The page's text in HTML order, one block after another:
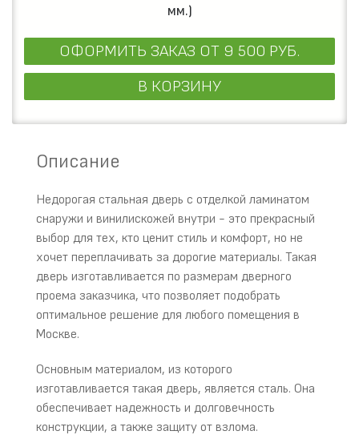
мм.)
ОФОРМИТЬ ЗАКАЗ ОТ 9 500 РУБ.
В КОРЗИНУ
Описание
Недорогая стальная дверь с отделкой ламинатом
снаружи и винилискожей внутри - это прекрасный
выбор для тех, кто ценит стиль и комфорт, но не
хочет переплачивать за дорогие материалы. Такая
дверь изготавливается по размерам дверного
проема заказчика, что позволяет подобрать
оптимальное решение для любого помещения в
Москве.
Основным материалом, из которого
изготавливается такая дверь, является сталь. Она
обеспечивает надежность и долговечность
конструкции, а также защиту от взлома.